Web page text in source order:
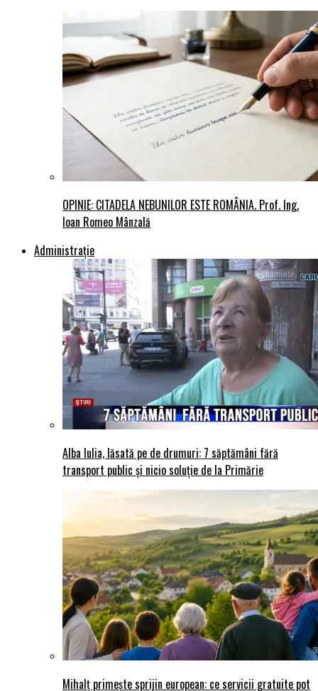
OPINIE: CITADELA NEBUNILOR ESTE ROMÂNIA. Prof. Ing.
Ioan Romeo Mânzală
Administraţie
Alba Iulia, lăsată pe de drumuri: 7 săptămâni fără
transport public și nicio soluție de la Primărie
Mihalț primește sprijin european: ce servicii gratuite pot